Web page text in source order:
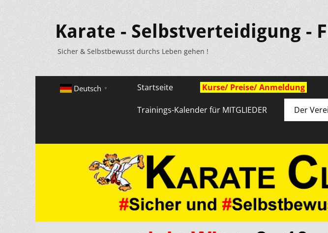
Karate - Selbstverteidigung -
Sicher & Selbstbewusst durchs Leben gehen !
Primäres
Zum
Inhalt
Deutsch ▼ Startseite Kurse/ Preise/ Anmeldung
Trainings-Kalender für MITGLIEDER Der